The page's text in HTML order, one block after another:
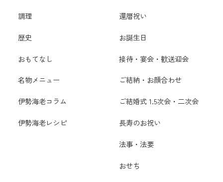
調理
歴史
おもてなし
名物メニュー
伊勢海老コラム
伊勢海老レシピ
還暦祝い
お誕生日
接待・宴会・歓送迎会
ご結納・お顔合わせ
ご結婚式 1.5次会・二次会
長寿のお祝い
法事・法要
おせち